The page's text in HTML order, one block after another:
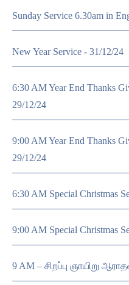
Sunday Service 6.30am in
New Year Service - 31/12/24
6:30 AM Year End Thanks
29/12/24
9:00 AM Year End Thanks
29/12/24
6:30 AM Special Christmas
9:00 AM Special Christmas
9 AM – சிறப்பு ஞாயிறு